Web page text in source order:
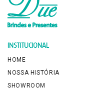
INSTITUCIONAL
HOME
NOSSA HISTÓRIA
SHOWROOM